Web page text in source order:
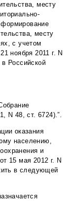
месту
месту
с учетом
ноября 2011 г. N
Российской
N 48, ст. 6724).”.
оказания
населению,
и
15 мая 2012 г. N
в следующей